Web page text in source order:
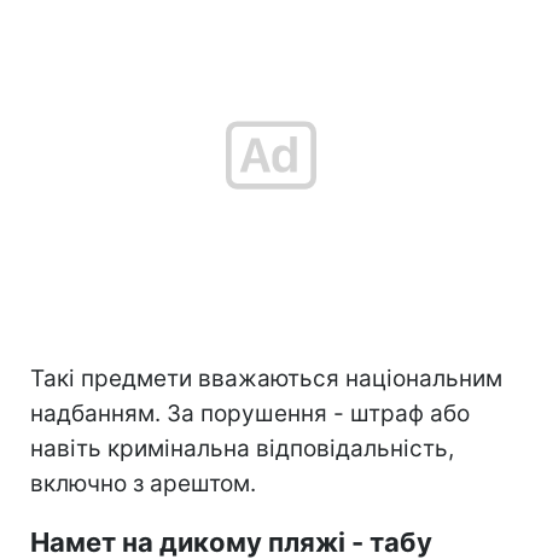
Такі предмети вважаються національним
надбанням. За порушення - штраф або
навіть кримінальна відповідальність,
включно з арештом.
Намет на дикому пляжі - табу